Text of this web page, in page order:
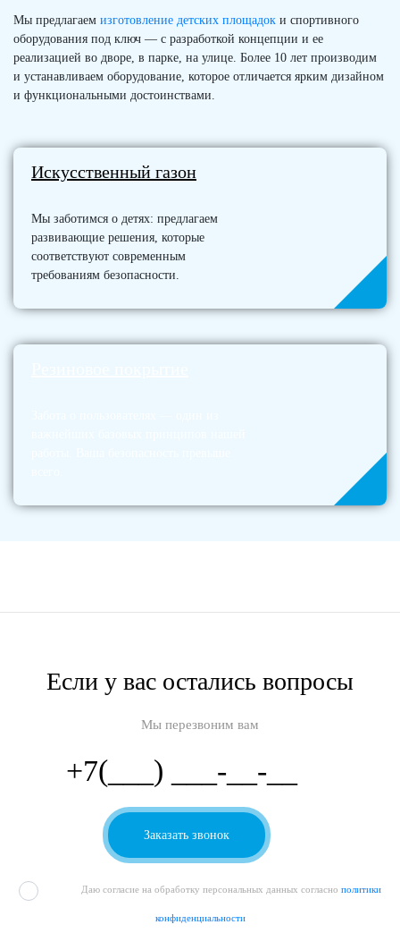
Мы предлагаем изготовление детских площадок и спортивного
оборудования под ключ — с разработкой концепции и ее
реализацией во дворе, в парке, на улице. Более 10 лет производим
и устанавливаем оборудование, которое отличается ярким дизайном
и функциональными достоинствами.
Искусственный газон
Мы заботимся о детях: предлагаем
развивающие решения, которые
соответствуют современным
требованиям безопасности.
Если у вас остались вопросы
Мы перезвоним вам
Даю согласие на обработку персональных данных согласно политики
конфиденциальности